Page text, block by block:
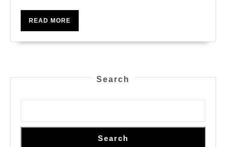
READ MORE
Search
Search